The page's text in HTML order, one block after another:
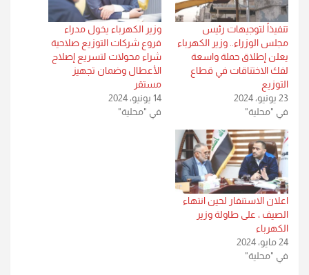
تنفيذاً لتوجيهات رئيس
مجلس الوزراء.. وزير الكهرباء
يعلن إطلاق حملة واسعة
لفك الاختناقات في قطاع
التوزيع
23 يونيو، 2024
في "محلية"
وزير الكهرباء يخول مدراء
فروع شركات التوزيع صلاحية
شراء محولات لتسريع إصلاح
‏الأعطال وضمان تجهيز
مستقر
14 يونيو، 2024
في "محلية"
اعلان الاستنفار لحين انتهاء
الصيف ، على طاولة وزير
الكهرباء
24 مايو، 2024
في "محلية"